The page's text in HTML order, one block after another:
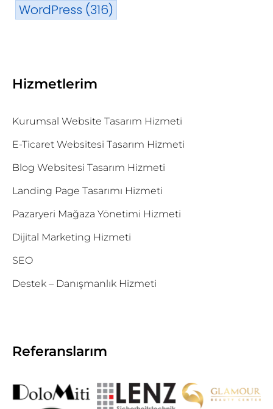
WordPress (316)
Hizmetlerim
Kurumsal Website Tasarım Hizmeti
E-Ticaret Websitesi Tasarım Hizmeti
Blog Websitesi Tasarım Hizmeti
Landing Page Tasarımı Hizmeti
Pazaryeri Mağaza Yönetimi Hizmeti
Dijital Marketing Hizmeti
SEO
Destek – Danışmanlık Hizmeti
Referanslarım